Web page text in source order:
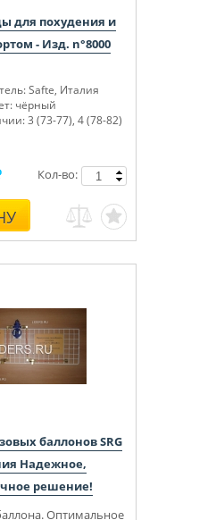
для похудения и
- Изд. n°8000
: Safte, Италия
чёрный
3 (73-77), 4 (78-82)
Кол-во:
баллонов SRG
Надежное,
решение!
Оптимальное